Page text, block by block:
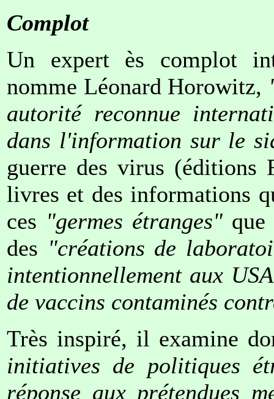
Complot
Un expert ès complot
nomme Léonard Horowitz,
autorité reconnue
dans l'information sur le
guerre des virus (éditions
livres et des informations
ces "germes étranges"que
des "créations de
intentionnellement aux
de vaccins contaminés
Très inspiré, il examine
initiatives de politiques
réponse aux prétendues